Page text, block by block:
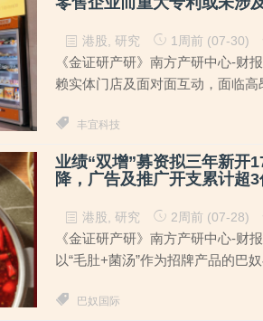
港股 研究 1周前 (07-30)
《金证研产研》南方产研中心-财
赖实体门店及面对面互动，面临
丰宜科技
业绩“双增”募资拟三年新开
降，广告及推广开支累计超3
港股 研究 2周前 (07-28)
《金证研产研》南方产研中心-财
以“毛肚+菌汤”作为招牌产品的巴
巴奴国际